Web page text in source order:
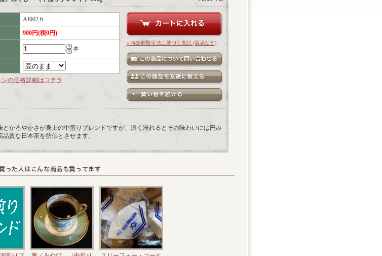
AI002ｈ
900円(税0円)
本
ンの価格詳細はコチラ
» 特定商取引法に基づく表記 (返品など)
とかろやかさが身上の中煎りブレンドですが、濃く淹れるとその味わいには円み
品質な日本茶を彷佛とさせます。